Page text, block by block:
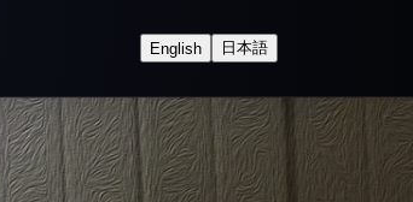
English 日本語